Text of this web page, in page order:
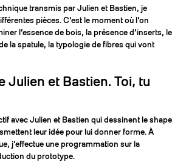
transmis par Julien et Bastien, je
pièces. C’est le moment où l’on
l’essence de bois, la présence d’inserts, le
la spatule, la typologie de fibres qui vont
Julien et Bastien. Toi, tu
avec Julien et Bastien qui dessinent le shape
leur idée pour lui donner forme. À
j’effectue une programmation sur la
du prototype.